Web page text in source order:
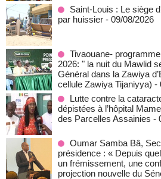
Saint-Louis : Le siège
par huissier - 09/08/2026
Tivaouane-
2026: " la nuit du Mawlid
Général dans la Zawiya
cellule Zawiya Tijaniyya) -
Lutte contre la
dépistées à l’hôpital
des Parcelles Assainies -
Oumar Samba Bâ,
présidence : « Depuis
un frémissement, une
projection nouvelle du